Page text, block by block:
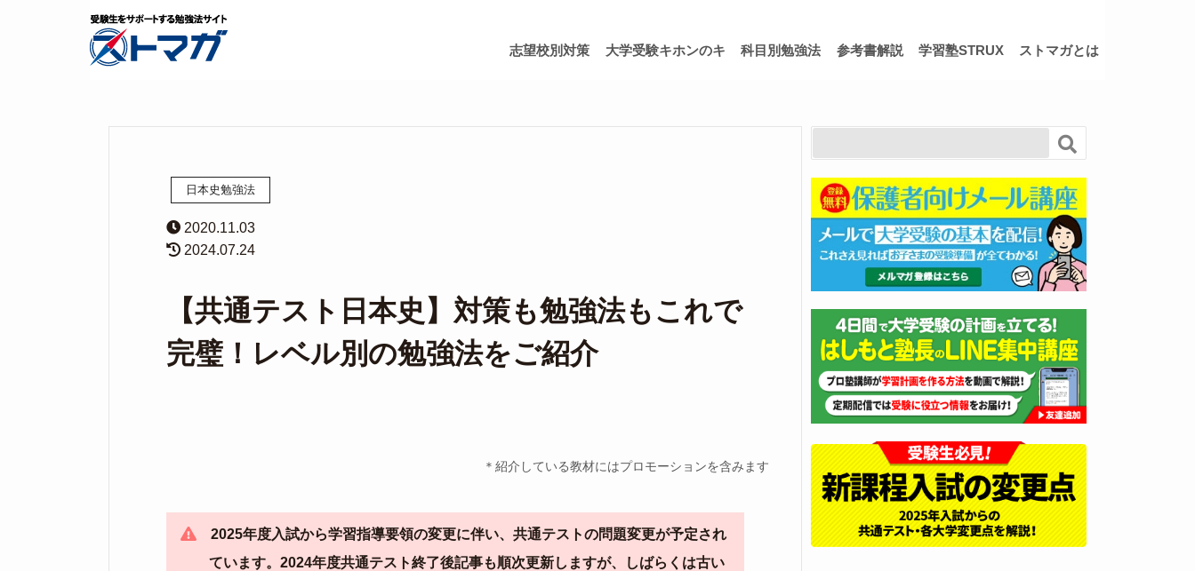
志望校別対策 大学受験キホンのキ 科目別勉強法 参考書解説 学習塾STRUX ストマガとは
日本史勉強法
2020.11.03
2024.07.24
【共通テスト日本史】対策も勉強法もこれで
完璧！レベル別の勉強法をご紹介
＊紹介している教材にはプロモーションを含みます
2025年度入試から学習指導要領の変更に伴い、共通テストの問題変更が予定され
ています。2024年度共通テスト終了後記事も順次更新しますが、しばらくは古い